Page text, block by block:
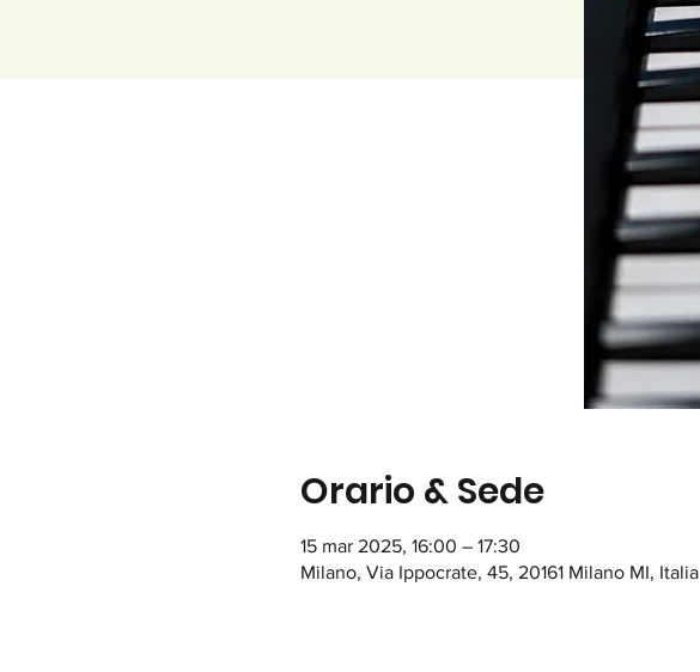
Orario & Sede
15 mar 2025, 16:00 – 17:30
Milano, Via Ippocrate, 45, 20161 Milano MI, Italia